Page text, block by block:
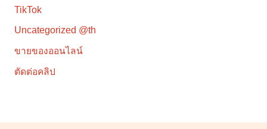
TikTok
Uncategorized @th
ขายของออนไลน์
ตัดต่อคลิป